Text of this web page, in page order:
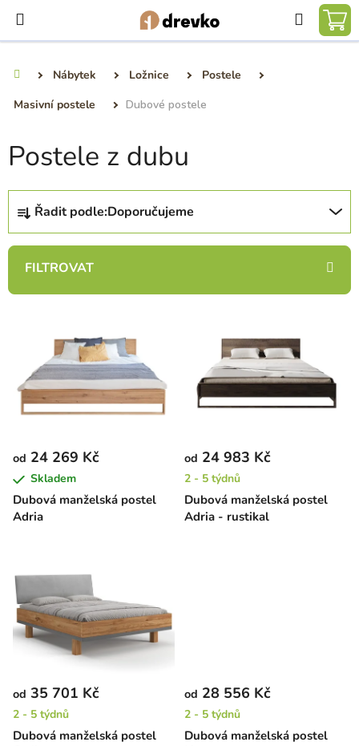
obsah
Hledat
Nábytek Ložnice
Postele
Masivní postele
Dubové postele
Postele z dubu
Ř
z
n
d
t
ů
Řadit podle:Doporučujeme
o
d
u
ů
Dubová manželská postel
Adria
od 24 269 Kč
Skladem
Dubová manželská postel
Adria - rustikal
od 24 983 Kč
2 - 5 týdnů
Dubová manželská postel
od 35 701 Kč
2 - 5 týdnů
Dubová manželská postel
od 28 556 Kč
2 - 5 týdnů